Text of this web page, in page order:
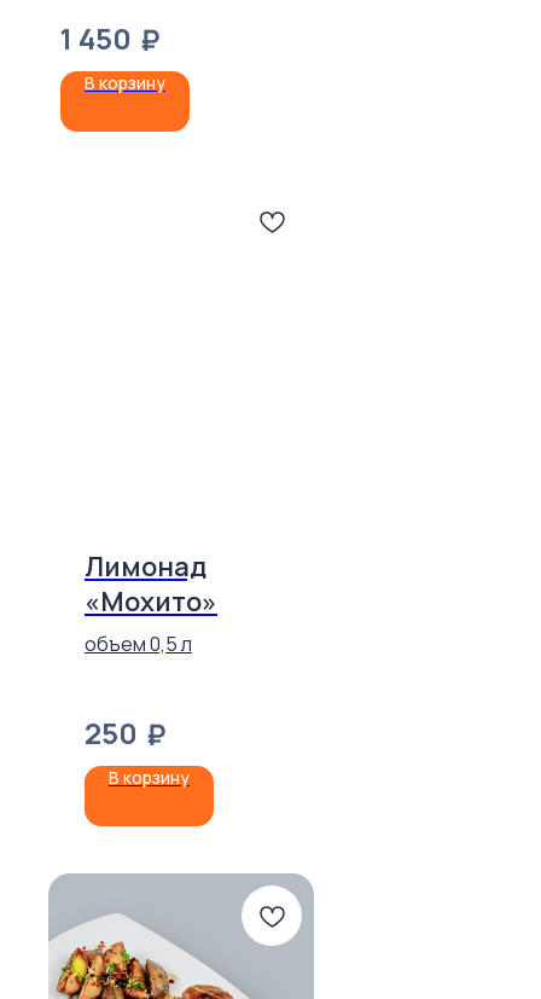
1 450 ₽
В корзину
Лимонад
«Мохито»
объем 0,5 л
250 ₽
В корзину